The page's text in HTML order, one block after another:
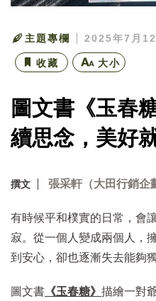
主題專欄 2025年7月12
收藏 大小
圖文書《玉春
續思念，美好
撰文 張采軒（大田行銷企
有時候平和樸實的日常，會
寂。從一個人變成兩個人，
到安心，卻也逐漸失去能夠
圖文書 《玉春糖》 描繪一對